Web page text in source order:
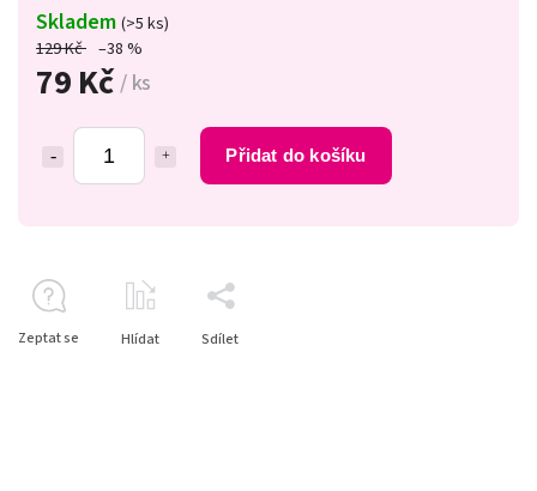
129 Kč –38 %
79 Kč/ ks
Přidat do košíku
Skladem (>5 ks)
Zeptat se Hlídat Sdílet